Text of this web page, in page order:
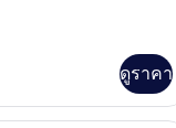
ดูราคา